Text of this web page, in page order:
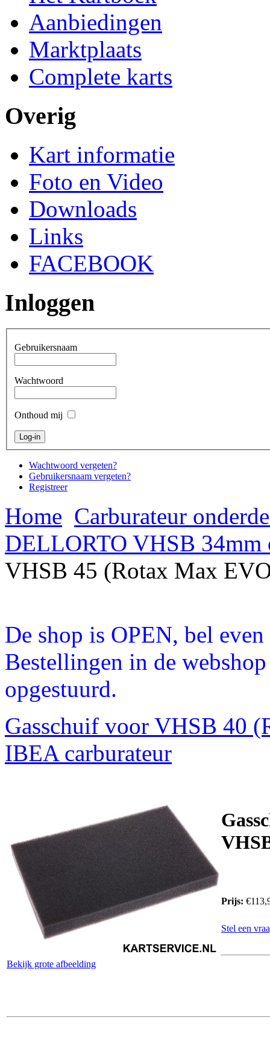
Aanbiedingen
Marktplaats
Complete karts
Overig
Kart informatie
Foto en Video
Downloads
Links
FACEBOOK
Inloggen
Gebruikersnaam
Wachtwoord
Onthoud mij
Wachtwoord vergeten?
Gebruikersnaam vergeten?
Registreer
Home Carburateur
DELLORTO VHSB 34mm
VHSB 45 (Rotax Max
De shop is OPEN, bel
Bestellingen in de
opgestuurd.
Gasschuif voor VHSB 40
IBEA carburateur
Bekijk grote afbeelding
Prijs:
Stel een